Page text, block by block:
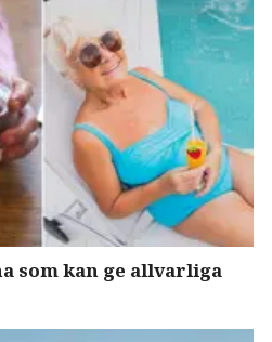
som kan ge allvarliga